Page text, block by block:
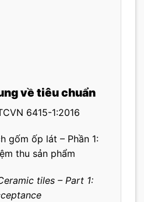
về tiêu chuẩn
6415-1:2016
gốm ốp lát – Phần 1:
thu sản phẩm
tiles – Part 1: